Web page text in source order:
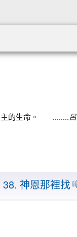
主的生命。 ........呂
38. 神恩那裡找